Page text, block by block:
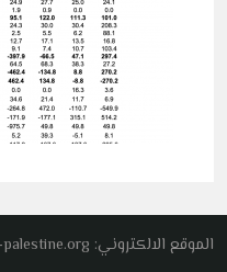
الموقع الالكتروني: www.aman-palestine.org